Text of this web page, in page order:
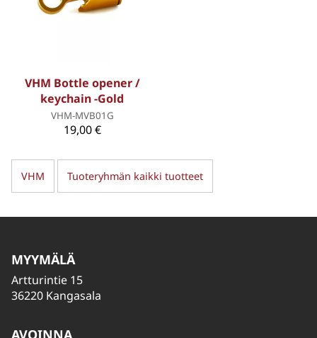
VHM Bottle opener /
keychain -Gold
VHM-MVB01G
19,00 €
VHM Tuoteryhmän kaikki tuotteet
MYYMÄLÄ
Artturintie 15
36220 Kangasala
AVOINNA